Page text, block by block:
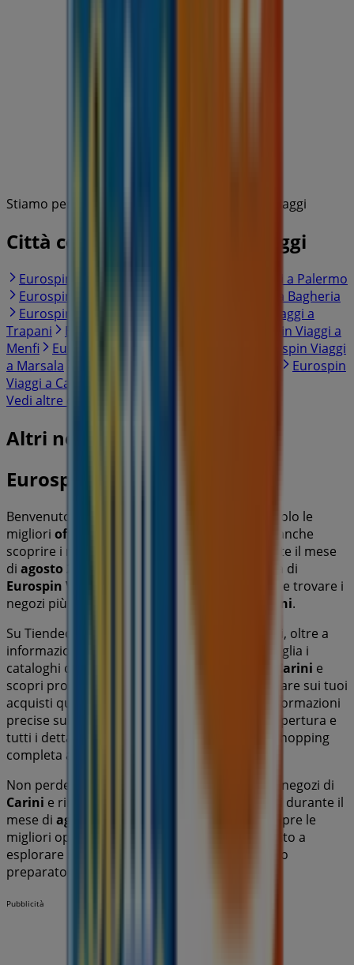
Stiamo per pubblicare le offerte di Eurospin Viaggi
Città con negozi Eurospin Viaggi
Eurospin Viaggi a Partinico
Eurospin Viaggi a Palermo
Eurospin Viaggi a Alcamo
Eurospin Viaggi a Bagheria
Eurospin Viaggi a Cefalà Diana
Eurospin Viaggi a
Trapani
Eurospin Viaggi a Partanna
Eurospin Viaggi a
Menfi
Eurospin Viaggi a Castelvetrano
Eurospin Viaggi
a Marsala
Eurospin
Viaggi a Campobello di Mazara
Vedi altre città
Altri negozi di Viaggi a Carini
Eurospin Viaggi
Benvenuto su Tiendeo! Qui puoi trovare non solo le
migliori offerte
, ma anche
scoprire i negozi più popolari di
. Durante il mese
di agosto 2026
, puoi esplorare le ultime novità di
Eurospin Viaggi
, uno dei marchi più rinomati, e trovare i
negozi più vicini con tutti i dettagli utili su
Carini.
Su Tiendeo, hai accesso a
e sconti, oltre a
informazioni sui negozi fisici nella tua città. Sfoglia i
cataloghi di
Carini e
scopri prodotti con grandi sconti per risparmiare sui tuoi
acquisti questo
. Inoltre, ti forniamo informazioni
precise sulla posizione dei negozi, gli orari di apertura e
tutti i dettagli necessari per un’esperienza di shopping
completa a
Non perdere le
nei negozi di
Carini e rimani aggiornato con i migliori prezzi durante il
mese di agosto 2026
. Su Tiendeo troverai sempre le
migliori opzioni di acquisto a
. Inizia subito a
esplorare i negozi e le promozioni che abbiamo
preparato per te!
Pubblicità